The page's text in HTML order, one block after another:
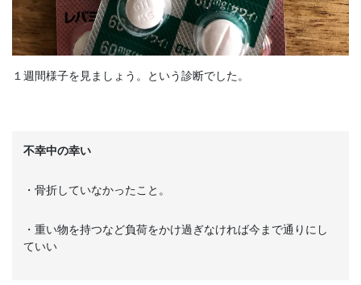
１週間様子を見ましょう。という診断でした。
不幸中の幸い
・骨折していなかったこと。
・重い物を持つなど負荷をかけ過ぎなければ今まで通りにし
ていい